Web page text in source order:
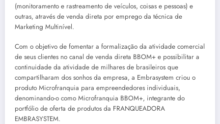
(monitoramento e rastreamento de veículos, coisas e pessoas) e
outras, através de venda direta por emprego da técnica de
Marketing Multinível.
Com o objetivo de fomentar a formalização da atividade comercial
de seus clientes no canal de venda direta BBOM+ e possibilitar a
continuidade da atividade de milhares de brasileiros que
compartilharam dos sonhos da empresa, a Embrasystem criou o
produto Microfranquia para empreendedores individuais,
denominando-o como Microfranquia BBOM+, integrante do
portfólio de oferta de produtos da FRANQUEADORA
EMBRASYSTEM.